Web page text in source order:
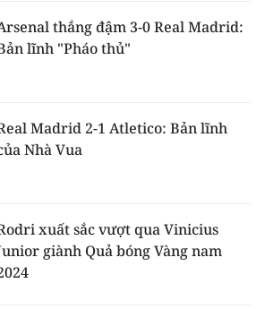
thắng đậm 3-0 Real Madrid:
lĩnh "Pháo thủ"
Madrid 2-1 Atletico: Bản lĩnh
Nhà Vua
xuất sắc vượt qua Vinicius
giành Quả bóng Vàng nam